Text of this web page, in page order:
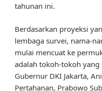
tahunan ini.
Berdasarkan proyeksi
lembaga survei, nama-
mulai mencuat ke
adalah tokoh-tokoh
Gubernur DKI Jakarta,
Pertahanan, Prabowo